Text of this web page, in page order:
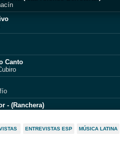
Canto
- (Ranchera)
ENTREVISTAS ESP MÚSICA LATINA